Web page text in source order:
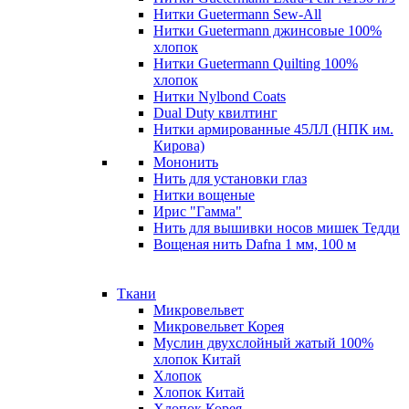
Нитки Guetermann Sew-All
Нитки Guetermann джинсовые 100%
хлопок
Нитки Guetermann Quilting 100%
хлопок
Нитки Nylbond Coats
Dual Duty квилтинг
Нитки армированные 45ЛЛ (НПК им.
Кирова)
Мононить
Нить для установки глаз
Нитки вощеные
Ирис "Гамма"
Нить для вышивки носов мишек Тедди
Вощеная нить Dafna 1 мм, 100 м
Ткани
Микровельвет
Микровельвет Корея
Муслин двухслойный жатый 100%
хлопок Китай
Хлопок
Хлопок Китай